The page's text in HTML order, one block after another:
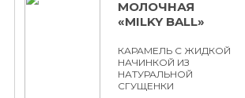
МОЛОЧНАЯ
«MILKY BALL»
КАРАМЕЛЬ С ЖИДКОЙ
НАЧИНКОЙ ИЗ
НАТУРАЛЬНОЙ
СГУЩЕНКИ